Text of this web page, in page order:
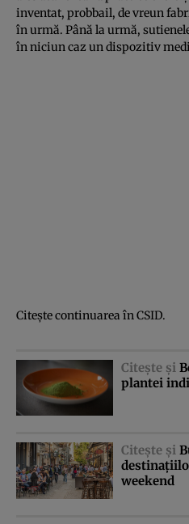
inventat, probbail, de vreun
în urmă. Până la urmă,
în niciun caz un dispozitiv
Citeşte continuarea înCSID.
Citeşte şi
plantei
Citeşte şi
weekend